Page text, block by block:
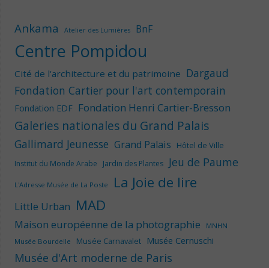
Ankama Atelier des Lumières BnF
Centre Pompidou
Cité de l'architecture et du patrimoine Dargaud
Fondation Cartier pour l'art contemporain
Fondation EDF Fondation Henri Cartier-Bresson
Galeries nationales du Grand Palais
Gallimard Jeunesse Grand Palais Hôtel de Ville
Institut du Monde Arabe Jardin des Plantes Jeu de Paume
L'Adresse Musée de La Poste La Joie de lire
Little Urban MAD
Maison européenne de la photographie
MNHN
Musée Bourdelle
Musée Carnavalet Musée Cernuschi
Musée d'Art moderne de Paris